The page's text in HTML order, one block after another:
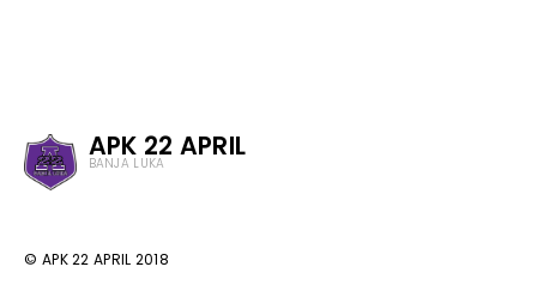
APK 22 APRIL
BANJA LUKA
© APK 22 APRIL 2018